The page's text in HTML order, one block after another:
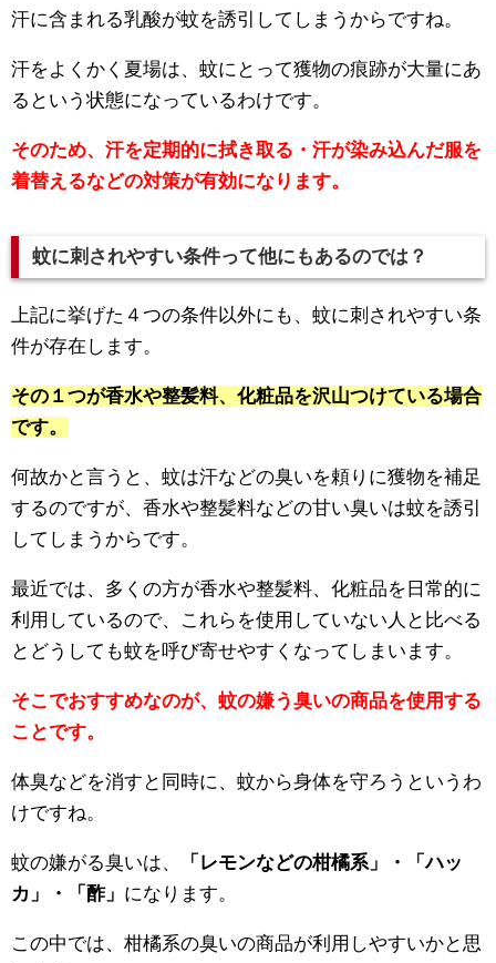
汗に含まれる乳酸が蚊を誘引してしまうからですね。
汗をよくかく夏場は、蚊にとって獲物の痕跡が大量にあ
るという状態になっているわけです。
そのため、汗を定期的に拭き取る・汗が染み込んだ服を
着替えるなどの対策が有効になります。
蚊に刺されやすい条件って他にもあるのでは？
上記に挙げた４つの条件以外にも、蚊に刺されやすい条
件が存在します。
その１つが香水や整髪料、化粧品を沢山つけている場合
です。
何故かと言うと、蚊は汗などの臭いを頼りに獲物を補足
するのですが、香水や整髪料などの甘い臭いは蚊を誘引
してしまうからです。
最近では、多くの方が香水や整髪料、化粧品を日常的に
利用しているので、これらを使用していない人と比べる
とどうしても蚊を呼び寄せやすくなってしまいます。
そこでおすすめなのが、蚊の嫌う臭いの商品を使用する
ことです。
体臭などを消すと同時に、蚊から身体を守ろうというわ
けですね。
蚊の嫌がる臭いは、
「レモンなどの柑橘系」・「ハッ
カ」・「酢」 になります。
この中では、柑橘系の臭いの商品が利用しやすいかと思